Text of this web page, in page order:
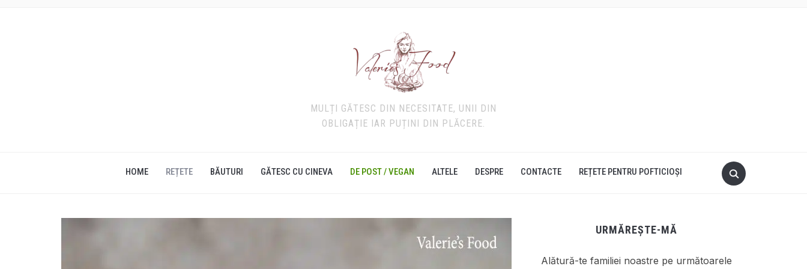
MULȚI GĂTESC DIN NECESITATE, UNII DIN
OBLIGAȚIE IAR PUȚINI DIN PLĂCERE.
HOME REȚETE BĂUTURI GĂTESC CU CINEVA DE POST / VEGAN ALTELE DESPRE CONTACTE REȚETE PENTRU POFTICIOȘI
URMĂREȘTE-MĂ
Alătură-te familiei noastre pe următoarele